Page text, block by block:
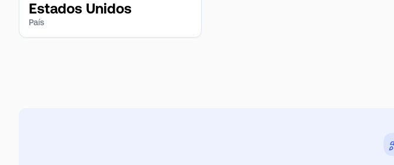
Estados Unidos
País